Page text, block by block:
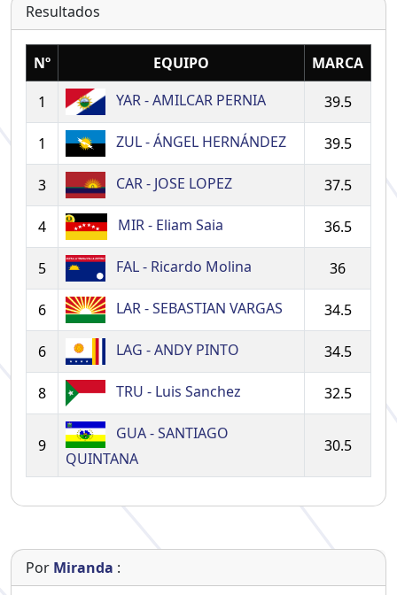
Resultados
Nº EQUIPO
MARCA
1
YAR - AMILCAR PERNIA 39.5
1 ZUL - ÁNGEL HERNÁNDEZ 39.5
3 CAR - JOSE LOPEZ 37.5
4 MIR - Eliam Saia 36.5
5 FAL - Ricardo Molina 36
6 LAR - SEBASTIAN VARGAS 34.5
6 LAG - ANDY PINTO 34.5
8 TRU - Luis Sanchez 32.5
9
GUA - SANTIAGO
QUINTANA
30.5
Por Miranda :